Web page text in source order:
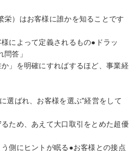
はお客様に誰かを知ることです
よって定義されるもの●ドラッ
答」
を明確にすればするほど、事業経
ばれ、お客様を選ぶ”経営をして
め、あえて大口取引をとめた超優
にヒントが眠る●お客様との接点